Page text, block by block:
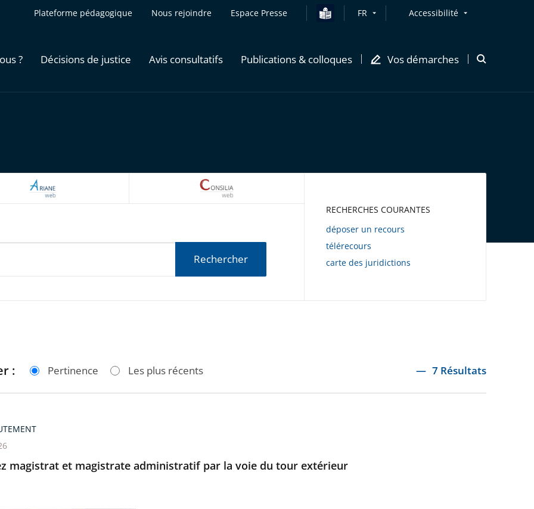
Plateforme pédagogique Nous rejoindre Espace Presse FR Accessibilité
? Décisions de justice Avis consultatifs Publications & colloques Vos démarches
Ouvrir
ARIANEWEB
Rechercher
RECHERCHES COURANTES
déposer un recours
télérecours
carte des juridictions
: Pertinence Les plus récents 7 Résultats
magistrat et magistrate administratif par la voie du tour extérieur